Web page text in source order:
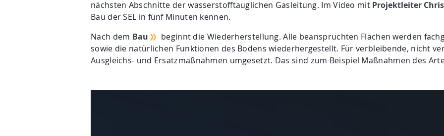
nächsten Abschnitte der wasserstofftauglichen Gasleitung. Im Video mit Projektleiter
Bau der SEL in fünf Minuten kennen.
Nach dem Bau
beginnt die Wiederherstellung. Alle beanspruchten Flächen werden
sowie die natürlichen Funktionen des Bodens wiederhergestellt. Für verbleibende, nicht
Ausgleichs- und Ersatzmaßnahmen umgesetzt. Das sind zum Beispiel Maßnahmen des